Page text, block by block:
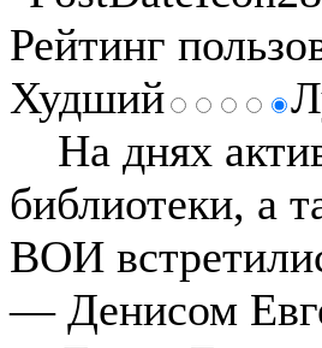
Рейтинг
Худший
На днях
библиотеки, а
ВОИ
— Денисом